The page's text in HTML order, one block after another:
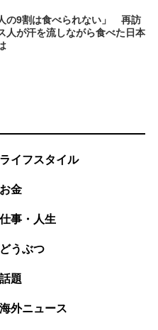
の9割は食べられない」 再訪
人が汗を流しながら食べた日本
ライフスタイル
お金
仕事・人生
どうぶつ
話題
海外ニュース